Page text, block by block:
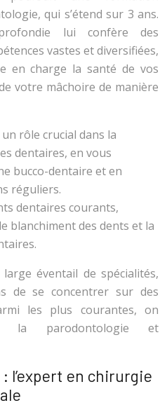
qui s’étend sur 3 ans.
lui confère des
vastes et diversifiées,
en charge la santé de vos
votre mâchoire de manière
rôle crucial dans la
dentaires, en vous
bucco-dentaire et en
réguliers.
dentaires courants,
blanchiment des dents et la
éventail de spécialités,
de se concentrer sur des
les plus courantes, on
la parodontologie et
l’expert en chirurgie